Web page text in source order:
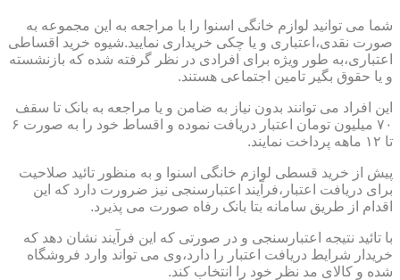
شما می توانید لوازم خانگی اسنوا را با مراجعه به این مجموعه به
صورت نقدی،اعتباری و یا چکی خریداری نمایید.شیوه خرید اقساطی
اعتباری،به طور ویژه برای افرادی در نظر گرفته شده که بازنشسته
و یا حقوق بگیر تامین اجتماعی هستند.
این افراد می توانند بدون نیاز به ضامن و یا مراجعه به بانک تا سقف
۷۰ میلیون تومان اعتبار دریافت نموده و اقساط خود را به صورت ۶
تا ۱۲ ماهه پرداخت نمایند.
پیش از خرید قسطی لوازم خانگی اسنوا و به منظور تائید صلاحیت
برای دریافت اعتبار،فرآیند اعتبارسنجی نیز ضرورت دارد که این
اقدام از طریق سامانه بتا بانک رفاه صورت می پذیرد.
با تائید نتیجه اعتبارسنجی و در صورتی که این فرآیند نشان دهد که
خریدار شرایط دریافت اعتبار را دارد،وی می تواند وارد فروشگاه
شده و کالای مد نظر خود را انتخاب کند.